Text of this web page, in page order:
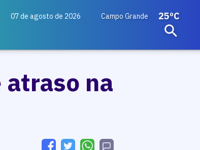
07 de agosto de 2026 Campo Grande 25ºC
na